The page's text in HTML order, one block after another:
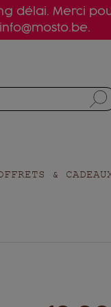
délai. Merci
&